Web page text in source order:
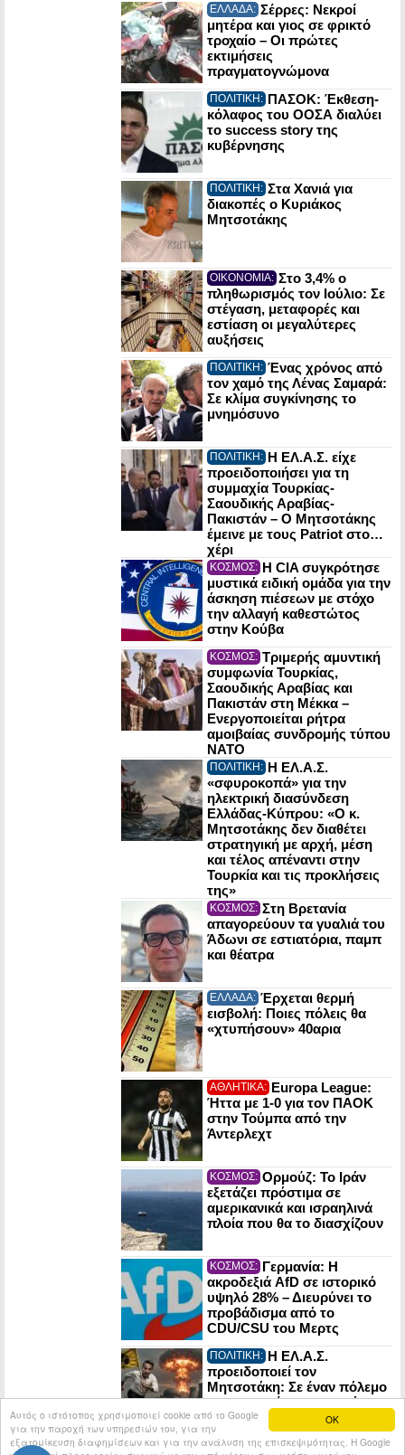
OK
Αυτός ο ιστότοπος χρησιμοποιεί cookie από το Google
για την παροχή των υπηρεσιών του, για την
εξατομίκευση διαφημίσεων και για την ανάλυση της επισκεψιμότητας. Η Google
ΕΛΛΑΔΑ: Σέρρες: Νεκροί
μητέρα και γιος σε φρικτό
τροχαίο – Οι πρώτες
εκτιμήσεις
πραγματογνώμονα
ΠΟΛΙΤΙΚΗ: ΠΑΣΟΚ: Έκθεση-
κόλαφος του ΟΟΣΑ διαλύει
το success story της
κυβέρνησης
ΠΟΛΙΤΙΚΗ: Στα Χανιά για
διακοπές ο Κυριάκος
Μητσοτάκης
ΟΙΚΟΝΟΜΙΑ: Στο 3,4% ο
πληθωρισμός τον Ιούλιο: Σε
στέγαση, μεταφορές και
εστίαση οι μεγαλύτερες
αυξήσεις
ΠΟΛΙΤΙΚΗ: Ένας χρόνος από
τον χαμό της Λένας Σαμαρά:
Σε κλίμα συγκίνησης το
μνημόσυνο
ΠΟΛΙΤΙΚΗ: Η ΕΛ.Α.Σ. είχε
προειδοποιήσει για τη
συμμαχία Τουρκίας-
Σαουδικής Αραβίας-
Πακιστάν – Ο Μητσοτάκης
έμεινε με τους Patriot στο…
χέρι
ΚΟΣΜΟΣ: Η CIA συγκρότησε
μυστικά ειδική ομάδα για την
άσκηση πιέσεων με στόχο
την αλλαγή καθεστώτος
στην Κούβα
ΚΟΣΜΟΣ: Τριμερής αμυντική
συμφωνία Τουρκίας,
Σαουδικής Αραβίας και
Πακιστάν στη Μέκκα –
Ενεργοποιείται ρήτρα
αμοιβαίας συνδρομής τύπου
NATO
ΠΟΛΙΤΙΚΗ: Η ΕΛ.Α.Σ.
«σφυροκοπά» για την
ηλεκτρική διασύνδεση
Ελλάδας-Κύπρου: «Ο κ.
Μητσοτάκης δεν διαθέτει
στρατηγική με αρχή, μέση
και τέλος απέναντι στην
Τουρκία και τις προκλήσεις
της»
ΚΟΣΜΟΣ: Στη Βρετανία
απαγορεύουν τα γυαλιά του
Άδωνι σε εστιατόρια, παμπ
και θέατρα
ΕΛΛΑΔΑ: Έρχεται θερμή
εισβολή: Ποιες πόλεις θα
«χτυπήσουν» 40αρια
ΑΘΛΗΤΙΚΑ: Europa League:
Ήττα με 1-0 για τον ΠΑΟΚ
στην Τούμπα από την
Άντερλεχτ
ΚΟΣΜΟΣ: Ορμούζ: Το Ιράν
εξετάζει πρόστιμα σε
αμερικανικά και ισραηλινά
πλοία που θα το διασχίζουν
ΚΟΣΜΟΣ: Γερμανία: Η
ακροδεξιά AfD σε ιστορικό
υψηλό 28% – Διευρύνει το
προβάδισμα από το
CDU/CSU του Μερτς
ΠΟΛΙΤΙΚΗ: Η ΕΛ.Α.Σ.
προειδοποιεί τον
Μητσοτάκη: Σε έναν πόλεμο
οι πυρηνικές εγκαταστάσεις
μπορούν να γίνουν στόχος
του εχθρού